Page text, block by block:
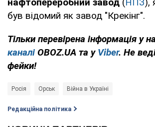
нафтопереробний завод (НПЗ),
був відомий як завод "Крекінг".
Тільки перевірена інформація у
каналі OBOZ.UA та у Viber. Не
фейки!
Росія Орськ Війна в Україні
Редакційна політика